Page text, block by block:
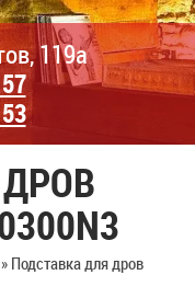
119а
» Подставка для дров